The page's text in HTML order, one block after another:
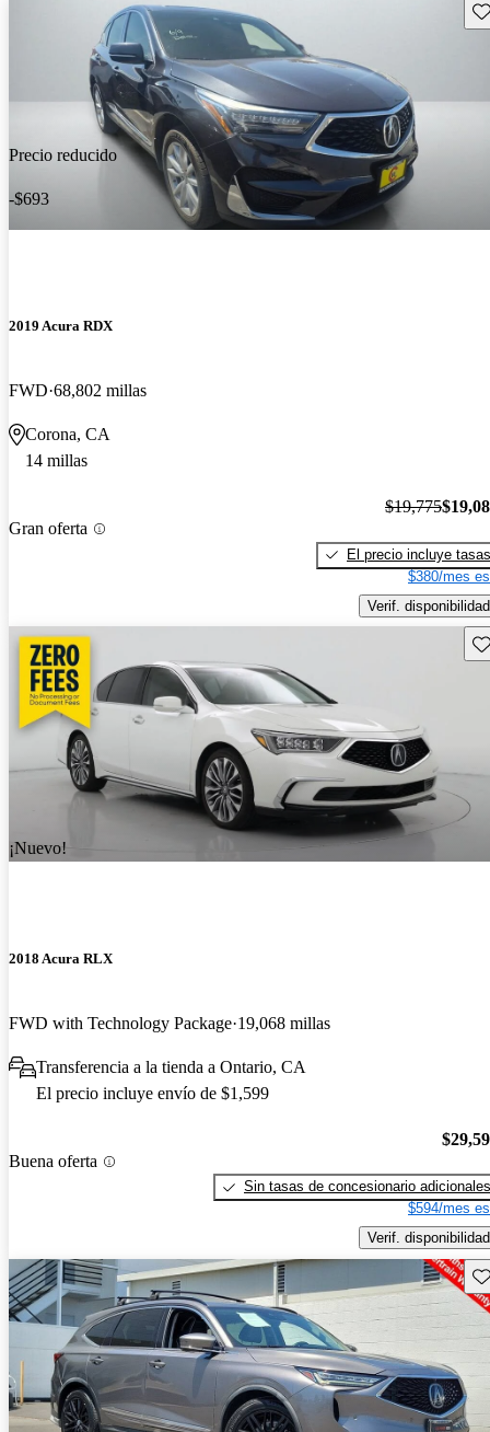
Precio reducido
-$693
2019 Acura RDX
FWD 68,802 millas
Corona, CA
14 millas
Gran oferta
$19,775
El precio incluye tasas
$380/mes
Verif. disponibilidad
¡Nuevo!
2018 Acura RLX
FWD with Technology Package 19,068 millas
Transferencia a la tienda a Ontario, CA
El precio incluye envío de $1,599
Buena oferta
Sin tasas de concesionario adicionales
$594/mes
Verif. disponibilidad